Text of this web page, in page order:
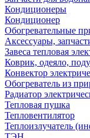
Кондиционеры
Кондиционер
Обогревательные
Аксессуары,
Завеса тепловая
Коврик, одеяло,
Конвектор
Обогреватель из
Радиатор
Тепловая пушка
Тепловентилятор
Теплоизлучатель